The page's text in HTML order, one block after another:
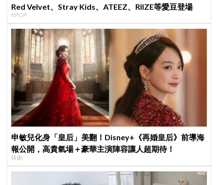
Red Velvet、Stray Kids、ATEEZ、RIIZE等愛豆登場
KPOP
申敏兒化身「皇后」美翻！Disney+《再婚皇后》前導海
報公開，高貴氣場＋豪華主演陣容讓人超期待！
韓劇